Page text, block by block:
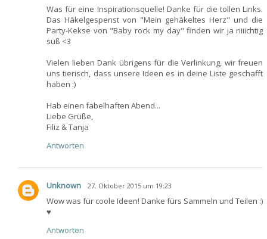
Was für eine Inspirationsquelle! Danke für die tollen Links.
Das Häkelgespenst von "Mein gehäkeltes Herz" und die
Party-Kekse von "Baby rock my day" finden wir ja riiiichtig
süß <3
Vielen lieben Dank übrigens für die Verlinkung, wir freuen
uns tierisch, dass unsere Ideen es in deine Liste geschafft
haben :)
Hab einen fabelhaften Abend...
Liebe Grüße,
Filiz & Tanja
Antworten
Unknown 27. Oktober 2015 um 19:23
Wow was für coole Ideen! Danke fürs Sammeln und Teilen :)
♥
Antworten